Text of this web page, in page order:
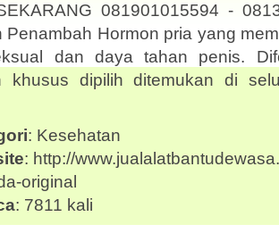
081901015594 -
Penambah Hormon pria yang
dan daya tahan penis.
khusus dipilih ditemukan di
: Kesehatan
: http://
original
: 7811 kali